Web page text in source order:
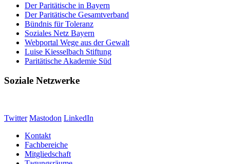
Der Paritätische in Bayern
Der Paritätische Gesamtverband
Bündnis für Toleranz
Soziales Netz Bayern
Webportal Wege aus der Gewalt
Luise Kiesselbach Stiftung
Paritätische Akademie Süd
Soziale Netzwerke
Twitter Mastodon LinkedIn
Kontakt
Fachbereiche
Mitgliedschaft